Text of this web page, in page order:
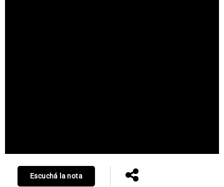
Escuchá la nota